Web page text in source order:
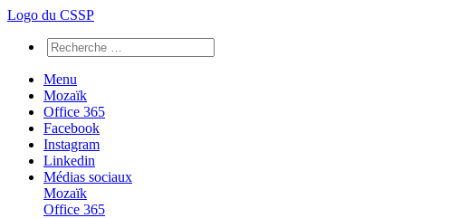
Logo du CSSP
Menu
Mozaïk
Office 365
Facebook
Instagram
Linkedin
Médias sociaux
Mozaïk
Office 365